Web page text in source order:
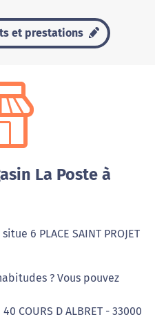
et prestations
La Poste à
6 PLACE SAINT PROJET
? Vous pouvez
COURS D ALBRET - 33000